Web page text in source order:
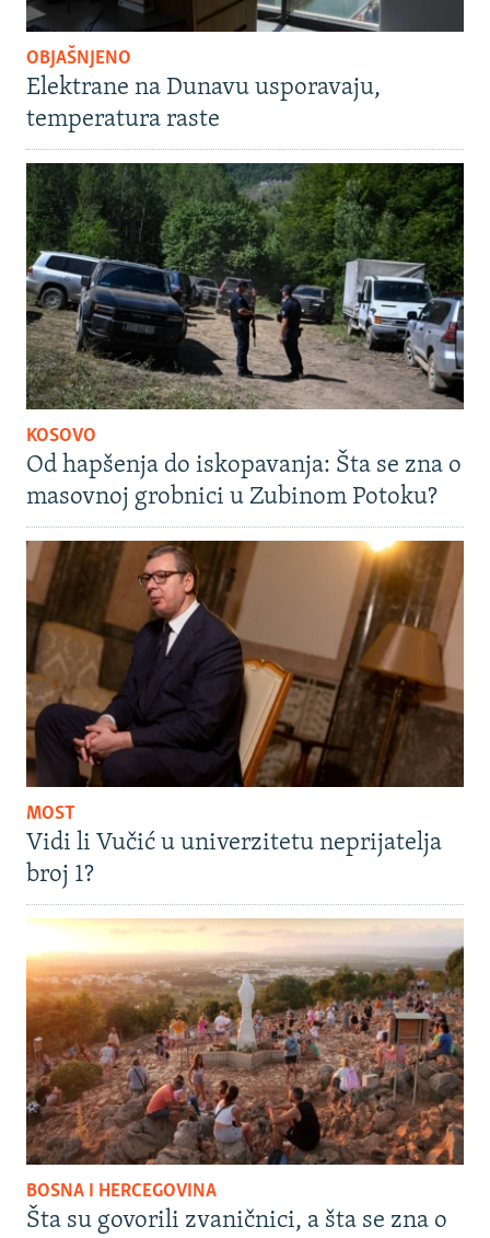
OBJAŠNJENO
Elektrane na Dunavu usporavaju,
temperatura raste
KOSOVO
Od hapšenja do iskopavanja: Šta se zna o
masovnoj grobnici u Zubinom Potoku?
MOST
Vidi li Vučić u univerzitetu neprijatelja
broj 1?
BOSNA I HERCEGOVINA
Šta su govorili zvaničnici, a šta se zna o